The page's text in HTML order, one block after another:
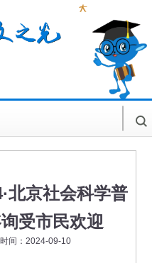
北京社会科学普
受市民欢迎
间：2024-09-10